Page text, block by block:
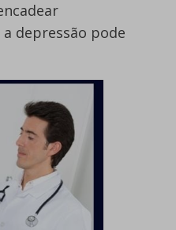
depressão pode